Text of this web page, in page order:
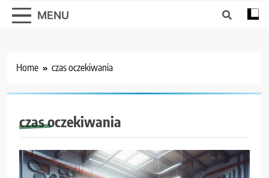
MENU
Home czas oczekiwania
czas oczekiwania